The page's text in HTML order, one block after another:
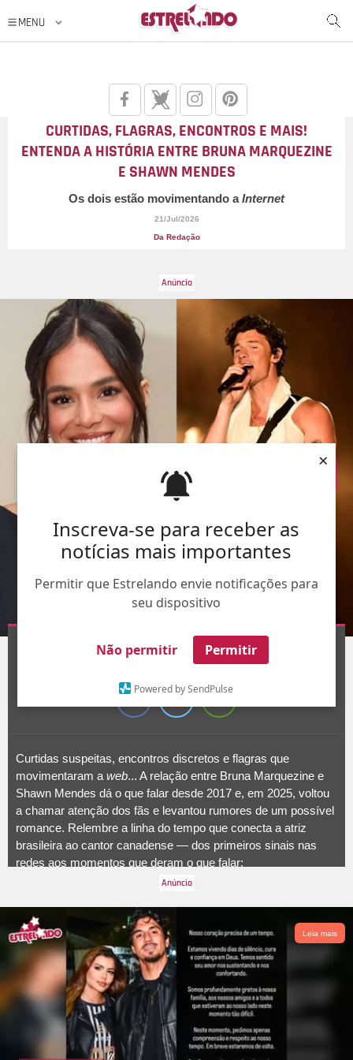
Inscreva-se para receber as
notícias mais importantes
Permitir que Estrelando envie notificações para
seu dispositivo
Não permitir Permitir
Powered by SendPulse
×
CURTIDAS, FLAGRAS, ENCONTROS E MAIS!
ENTENDA A HISTÓRIA ENTRE BRUNA MARQUEZINE
E SHAWN MENDES
Os dois estão movimentando aInternet
21/Jul/2026
Da Redação
1/12
Curtidas suspeitas, encontros discretos e flagras que
movimentaram a web... A relação entre Bruna Marquezine e
Shawn Mendes dá o que falar desde 2017 e, em 2025, voltou
a chamar atenção dos fãs e levantou rumores de um possível
romance. Relembre a linha do tempo que conecta a atriz
brasileira ao cantor canadense — dos primeiros sinais nas
redes aos momentos que deram o que falar:
Leia mais